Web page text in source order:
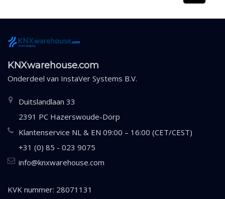
KNXwarehouse.com
Onderdeel van InstaVer Systems B.V.
Duitslandlaan 33
2391 PC Hazerswoude-Dorp
Klantenservice NL & EN 09:00 – 16:00 (CET/CEST)
+31 (0) 85 - 023 9075
info@knxwarehouse.com
KVK nummer: 28071131